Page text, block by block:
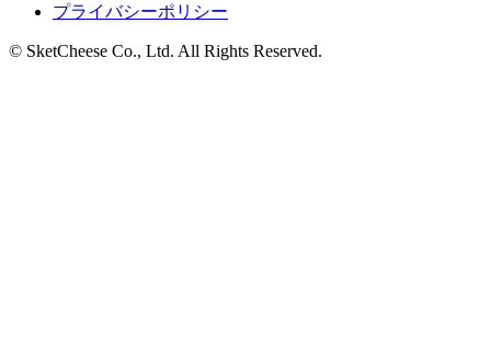
プライバシーポリシー
© SketCheese Co., Ltd. All Rights Reserved.